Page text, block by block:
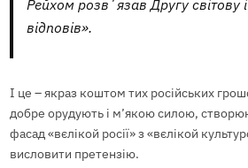
Рейхом розвʼязав Другу світову
відповів».
І це – якраз коштом тих російських
добре орудують і м’якою силою,
фасад «вєлікой росії» з «вєлікой
висловити претензію.